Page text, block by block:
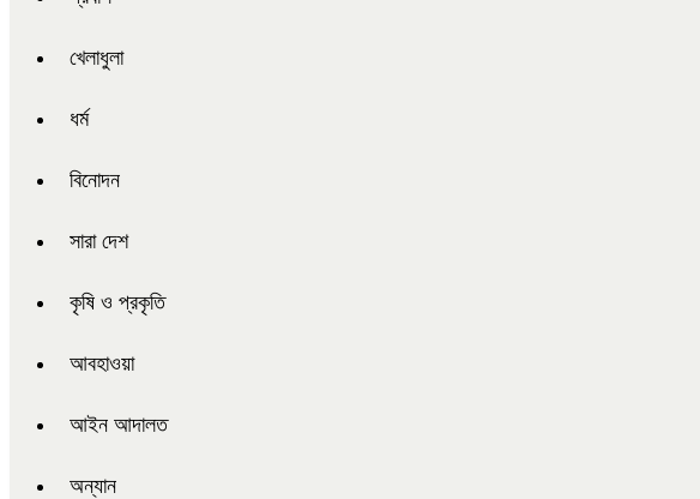
খেলাধুলা
ধর্ম
বিনোদন
সারা দেশ
কৃষি ও প্রকৃতি
আবহাওয়া
আইন আদালত
অন্যান